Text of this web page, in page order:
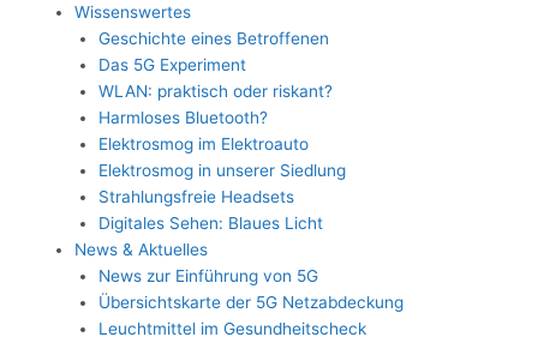
Wissenswertes
Geschichte eines Betroffenen
Das 5G Experiment
WLAN: praktisch oder riskant?
Harmloses Bluetooth?
Elektrosmog im Elektroauto
Elektrosmog in unserer Siedlung
Strahlungsfreie Headsets
Digitales Sehen: Blaues Licht
News & Aktuelles
News zur Einführung von 5G
Übersichtskarte der 5G Netzabdeckung
Leuchtmittel im Gesundheitscheck